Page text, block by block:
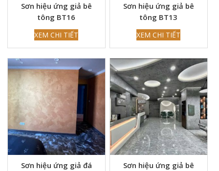
Sơn hiệu ứng giả bê
tông BT16
XEM CHI TIẾT
Sơn hiệu ứng giả bê
tông BT13
XEM CHI TIẾT
Sơn hiệu ứng giả đá
Sơn hiệu ứng giả bê